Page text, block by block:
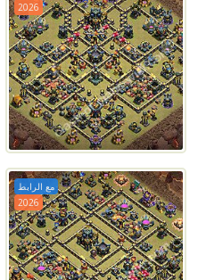
2026
مع الرابط
2026